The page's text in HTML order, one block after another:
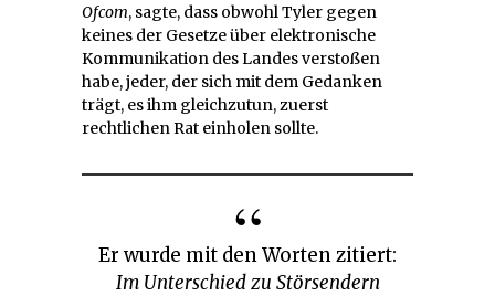
Ofcom, sagte, dass obwohl Tyler gegen
keines der Gesetze über elektronische
Kommunikation des Landes verstoßen
habe, jeder, der sich mit dem Gedanken
trägt, es ihm gleichzutun, zuerst
rechtlichen Rat einholen sollte.
Er wurde mit den Worten zitiert:
Im Unterschied zu Störsendern